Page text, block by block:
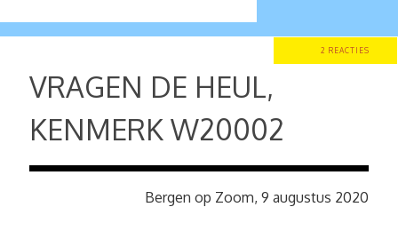
2 REACTIES
VRAGEN DE HEUL,
KENMERK W20002
Bergen op Zoom, 9 augustus 2020